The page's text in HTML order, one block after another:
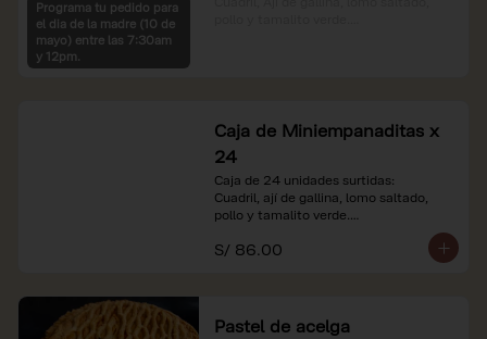
Programa tu pedido para
el dia de la madre (10 de
mayo) entre las 7:30am
y 12pm.
Caja de Miniempanaditas x
24
Caja de 24 unidades surtidas:
Cuadril, ají de gallina, lomo saltado,
pollo y tamalito verde.
*Nuestros precios están expresados en
S/ 86.00
Pastel de acelga